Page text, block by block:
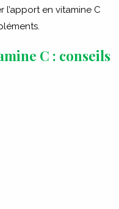
l’apport en vitamine C
C : conseils